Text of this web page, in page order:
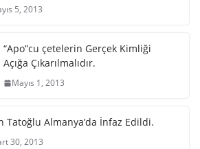
5, 2013
“Apo”cu çetelerin Gerçek Kimliği
Açığa Çıkarılmalıdır.
Mayıs 1, 2013
Tatoğlu Almanya’da İnfaz Edildi.
30, 2013